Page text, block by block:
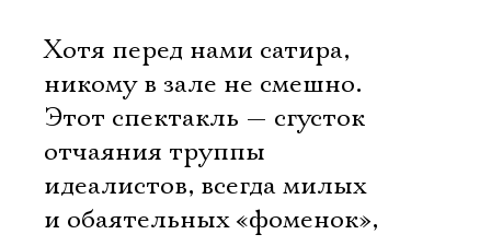
Хотя перед нами сатира,
никому в зале не смешно.
Этот спектакль — сгусток
отчаяния труппы
идеалистов, всегда милых
и обаятельных «фоменок»,